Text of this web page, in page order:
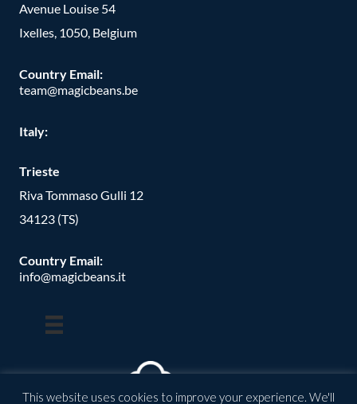
Avenue Louise 54
Ixelles, 1050, Belgium
Country Email:
team@magicbeans.be
Italy:
Trieste
Riva Tommaso Gulli 12
34123 (TS)
Country Email:
info@magicbeans.it
This website uses cookies to improve your experience. We'll